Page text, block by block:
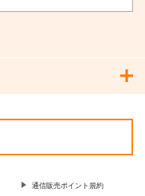
通信販売ポイント規約